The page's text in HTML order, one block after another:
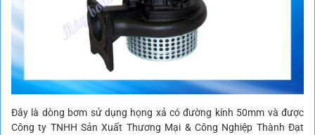
Đây là dòng bơm sử dụng họng xả có đường kính 50mm và được
Công ty TNHH Sản Xuất Thương Mại & Công Nghiệp Thành Đạt